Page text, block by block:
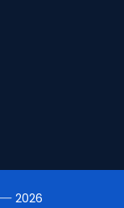
2026